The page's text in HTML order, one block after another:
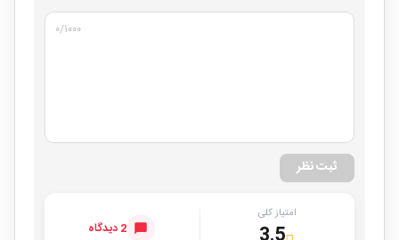
۰/۱۰۰۰
ثبت نظر
امتیاز کلی
2 دیدگاه